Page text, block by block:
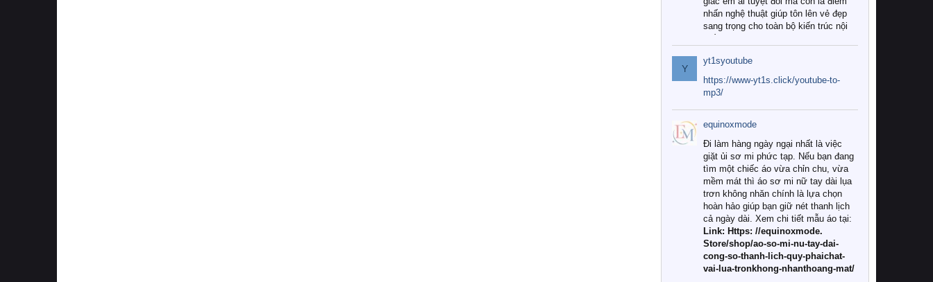
nhấn nghệ thuật giúp tôn lên vẻ đẹp
sang trọng cho toàn bộ kiến trúc nội
Tuy nhiên, giữa thị trường đa dạng
với vô vàn thương hiệu và mẫu mã
như hiện nay, làm thế nào để chọn
được những bộ chăn ga gối đệm cao
cấp thực sự chất lượng, phù hợp với
khí hậu và nhu cầu sử dụng của gia
đình? Hãy cùng chúng tôi đi tìm lời
giải đáp chi tiết qua bài viết dưới đây.
1. Tại sao các gia đình hiện đại lại ưa
chuộng chăn ga gối đệm cao cấp?
Khác với các dòng sản phẩm thông
thường, những bộ chăn ga gối đệm
cao cấp trải qua quy trình sản xuất
nghiêm ngặt từ khâu chọn lọc nguyên
liệu tự nhiên đến công nghệ dệt
nhuộm hiện đại không chứa hóa chất
Y
yt1syoutube
https://www-yt1s.click/youtube-to-
mp3/
equinoxmode
Đi làm hàng ngày ngại nhất là việc
giặt ủi sơ mi phức tạp. Nếu bạn đang
tìm một chiếc áo vừa chỉn chu, vừa
mềm mát thì áo sơ mi nữ tay dài lụa
trơn không nhăn chính là lựa chọn
hoàn hảo giúp bạn giữ nét thanh lịch
cả ngày dài. Xem chi tiết mẫu áo tại:
Link: Https: //equinoxmode.
Store/shop/ao-so-mi-nu-tay-dai-
cong-so-thanh-lich-quy-phaichat-
vai-lua-tronkhong-nhanthoang-mat/